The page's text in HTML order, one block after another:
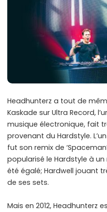
Headhunterz a tout de
Kaskade sur Ultra Record,
musique électronique, fait
provenant du Hardstyle.
fut son remix de
popularisé le Hardstyle à un
été égalé; Hardwell jouant
de ses sets.
Mais en 2012, Headhunterz